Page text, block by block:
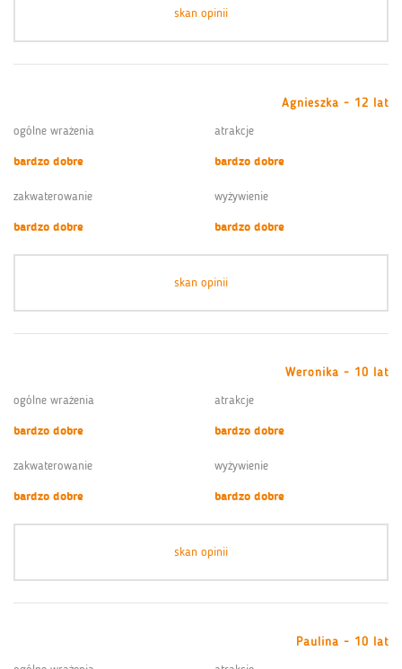
skan opinii
Agnieszka - 12 lat
ogólne wrażenia
bardzo dobre
atrakcje
bardzo dobre
zakwaterowanie
bardzo dobre
wyżywienie
bardzo dobre
skan opinii
Weronika - 10 lat
ogólne wrażenia
bardzo dobre
atrakcje
bardzo dobre
zakwaterowanie
bardzo dobre
wyżywienie
bardzo dobre
skan opinii
Paulina - 10 lat